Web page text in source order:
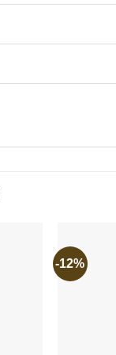
-12%